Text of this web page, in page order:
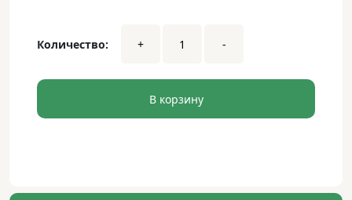
Количество: +
Хатсис.
тайные
традиции.
состояния
-
В корзину